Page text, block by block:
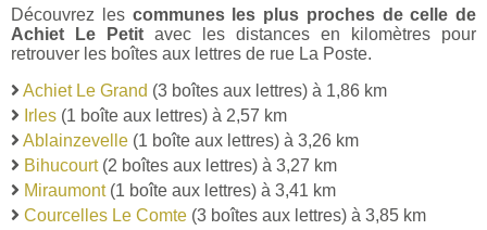
Découvrez les communes les plus proches de celle de
Achiet Le Petit avec les distances en kilomètres pour
retrouver les boîtes aux lettres de rue La Poste.
Achiet Le Grand (3 boîtes aux lettres) à 1,86 km
Irles (1 boîte aux lettres) à 2,57 km
Ablainzevelle (1 boîte aux lettres) à 3,26 km
Bihucourt(2 boîtes aux lettres) à 3,27 km
Miraumont(1 boîte aux lettres) à 3,41 km
Courcelles Le Comte (3 boîtes aux lettres) à 3,85 km